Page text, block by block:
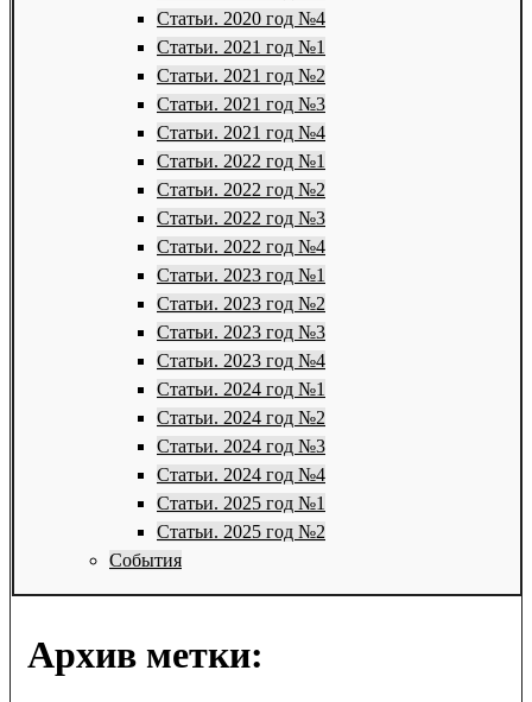
Статьи. 2020 год №4
Статьи. 2021 год №1
Статьи. 2021 год №2
Статьи. 2021 год №3
Статьи. 2021 год №4
Статьи. 2022 год №1
Статьи. 2022 год №2
Статьи. 2022 год №3
Статьи. 2022 год №4
Статьи. 2023 год №1
Статьи. 2023 год №2
Статьи. 2023 год №3
Статьи. 2023 год №4
Статьи. 2024 год №1
Статьи. 2024 год №2
Статьи. 2024 год №3
Статьи. 2024 год №4
Статьи. 2025 год №1
Статьи. 2025 год №2
События
Архив метки: